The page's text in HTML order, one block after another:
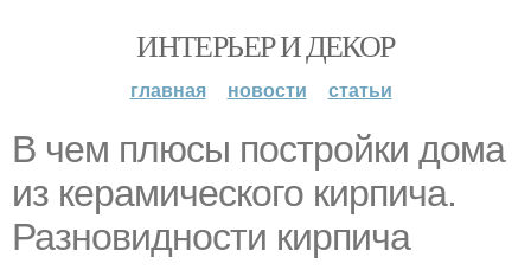
ИНТЕРЬЕР И ДЕКОР
главная новости статьи
В чем плюсы постройки дома
из керамического кирпича.
Разновидности кирпича